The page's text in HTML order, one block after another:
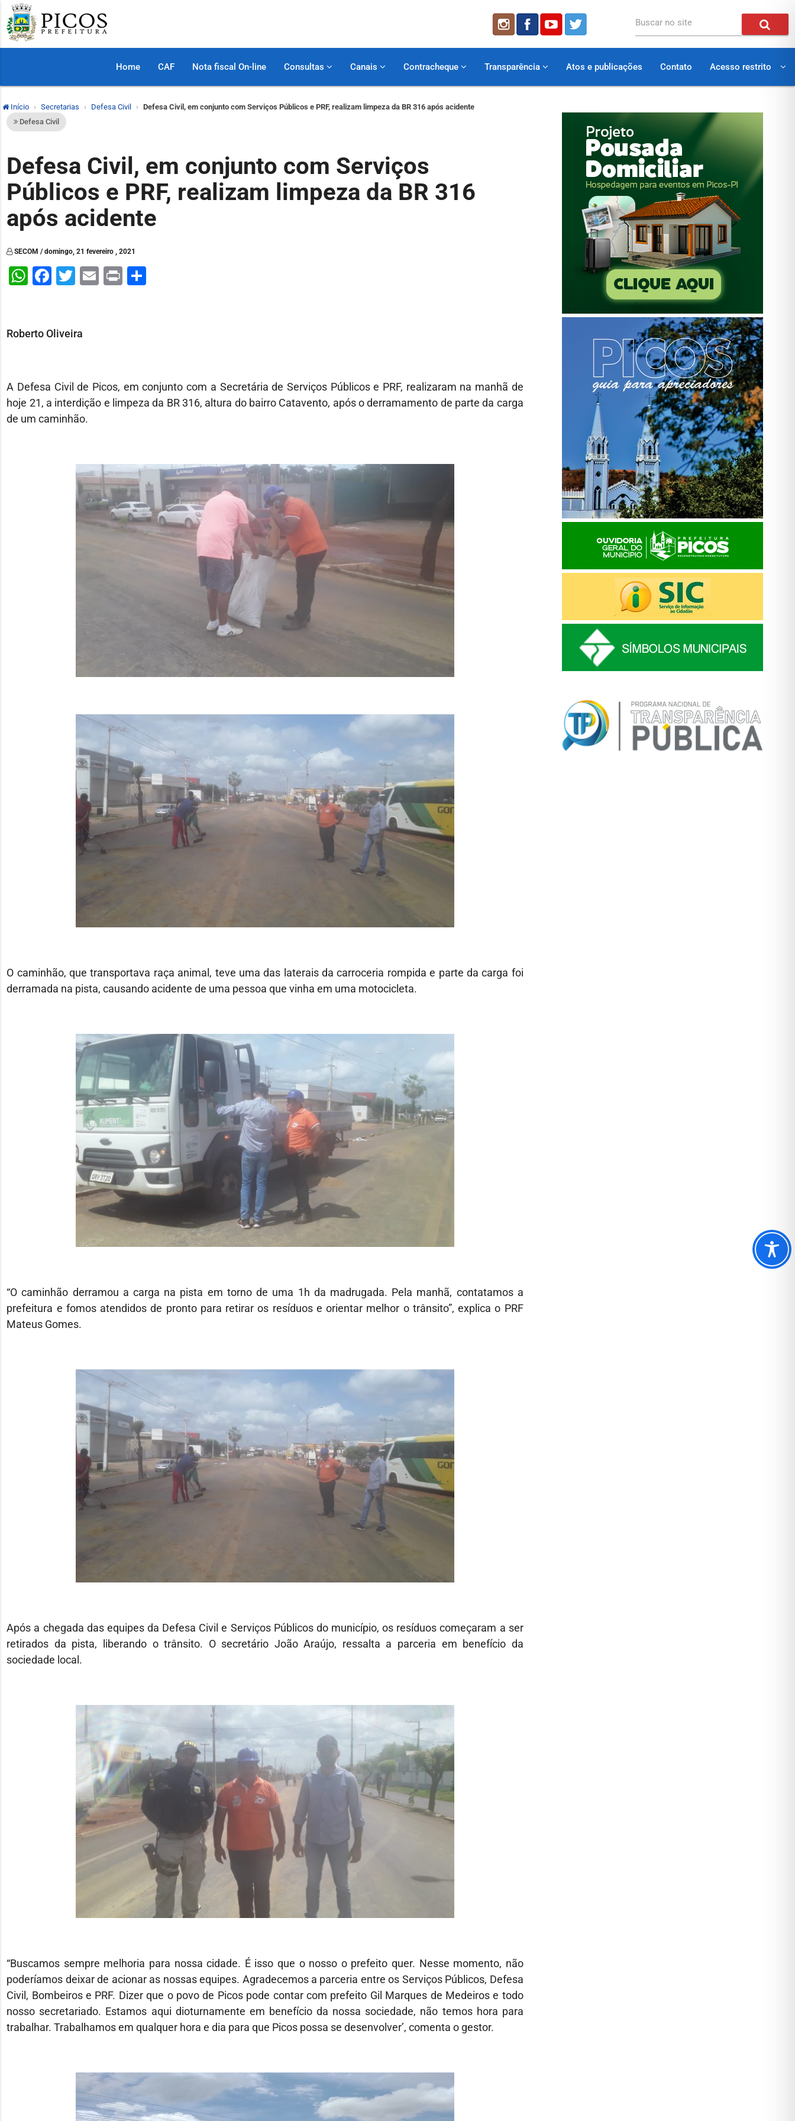
Buscar no site
Home CAF Nota fiscal On-line Consultas Canais Contracheque Transparência Atos e publicações Contato Acesso restrito
Início Secretarias Defesa Civil
Defesa Civil, em conjunto com Serviços Públicos e PRF, realizam limpeza da BR 316 após acidente
Defesa Civil
Defesa Civil, em conjunto com Serviços
Públicos e PRF, realizam limpeza da BR 316
após acidente
SECOM / domingo, 21 fevereiro , 2021
WhatsApp
Facebook
Twitter
Email
Print
Roberto Oliveira
A Defesa Civil de Picos, em conjunto com a Secretária de Serviços Públicos e PRF, realizaram na manhã de
hoje 21, a interdição e limpeza da BR 316, altura do bairro Catavento, após o derramamento de parte da carga
de um caminhão.
O caminhão, que transportava raça animal, teve uma das laterais da carroceria rompida e parte da carga foi
derramada na pista, causando acidente de uma pessoa que vinha em uma motocicleta.
“O caminhão derramou a carga na pista em torno de uma 1h da madrugada. Pela manhã, contatamos a
prefeitura e fomos atendidos de pronto para retirar os resíduos e orientar melhor o trânsito”, explica o PRF
Mateus Gomes.
Após a chegada das equipes da Defesa Civil e Serviços Públicos do município, os resíduos começaram a ser
retirados da pista, liberando o trânsito. O secretário João Araújo, ressalta a parceria em benefício da
sociedade local.
“Buscamos sempre melhoria para nossa cidade. É isso que o nosso o prefeito quer. Nesse momento, não
poderíamos deixar de acionar as nossas equipes. Agradecemos a parceria entre os Serviços Públicos, Defesa
Civil, Bombeiros e PRF. Dizer que o povo de Picos pode contar com prefeito Gil Marques de Medeiros e todo
nosso secretariado. Estamos aqui dioturnamente em benefício da nossa sociedade, não temos hora para
trabalhar. Trabalhamos em qualquer hora e dia para que Picos possa se desenvolver’, comenta o gestor.